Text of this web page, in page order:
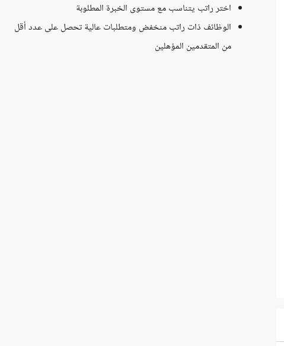
اختر راتب يتناسب مع مستوى الخبرة المطلوبة
الوظائف ذات راتب منخفض ومتطلبات عالية تحصل على عدد أقل
من المتقدمين المؤهلين